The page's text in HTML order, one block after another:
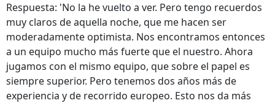
Respuesta: 'No la he vuelto a ver. Pero tengo recuerdos
muy claros de aquella noche, que me hacen ser
moderadamente optimista. Nos encontramos entonces
a un equipo mucho más fuerte que el nuestro. Ahora
jugamos con el mismo equipo, que sobre el papel es
siempre superior. Pero tenemos dos años más de
experiencia y de recorrido europeo. Esto nos da más